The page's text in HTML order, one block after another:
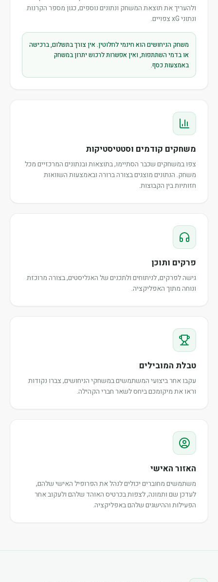
ולהעריך את תוצאת המשחק ונתונים נוספים, כגון מספר הקרנות
ונתוני xG צפויים.
משחק הניחושים הוא חינמי לחלוטין. אין צורך בתשלום, ברכישה
או בדמי השתתפות, ואין אפשרות לרכוש יתרון במשחק
באמצעות כסף.
משחקים קודמים וסטטיסטיקות
צפו במשחקים שכבר הסתיימו, בתוצאות ובנתונים המרכזיים מכל
משחק. הנתונים מוצגים בצורה ברורה ובאמצעות השוואות
חזותיות בין הקבוצות.
פרקים ותוכן
גישה לפרקים, לניתוחים ולתכנים של האנליסטים, בצורה מרוכזת
ונוחה מתוך האפליקציה.
טבלת המובילים
עקבו אחר ביצועי המשתמשים במשחקי הניחושים, צברו נקודות
וראו את מיקומכם ביחס לשאר חברי הקהילה.
האזור האישי
משתמשים מחוברים יכולים לנהל את הפרופיל האישי שלהם,
לעדכן שם ותמונה, לצפות בכרטיס האוהד שלהם ולעקוב אחר
הפעילות וההישגים שלהם באפליקציה.